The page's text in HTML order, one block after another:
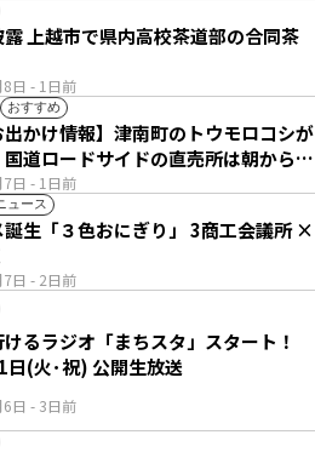
日 - 1日前
上越市で県内高校茶道部の合同茶
おすすめ
日 - 1日前
出かけ情報】津南町のトウモロコシが
道ロードサイドの直売所は朝から長
ュース
日 - 2日前
生「３色おにぎり」 3商工会議所 ×
日 - 3日前
るラジオ「まちスタ」スタート！
日(火･祝) 公開生放送